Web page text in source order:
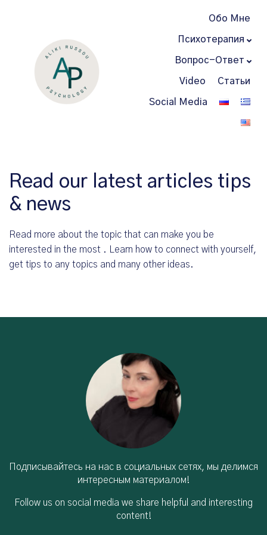
Обо Мне
Психотерапия
Вопрос-Ответ
Video Статьи
Social Media
Read our latest articles tips
& news
Read more about the topic that can make you be
interested in the most . Learn how to connect with yourself,
get tips to any topics and many other ideas.
Подписывайтесь на нас в социальных сетях, мы делимся
интересным материалом!
Follow us on social media we share helpful and interesting
content!